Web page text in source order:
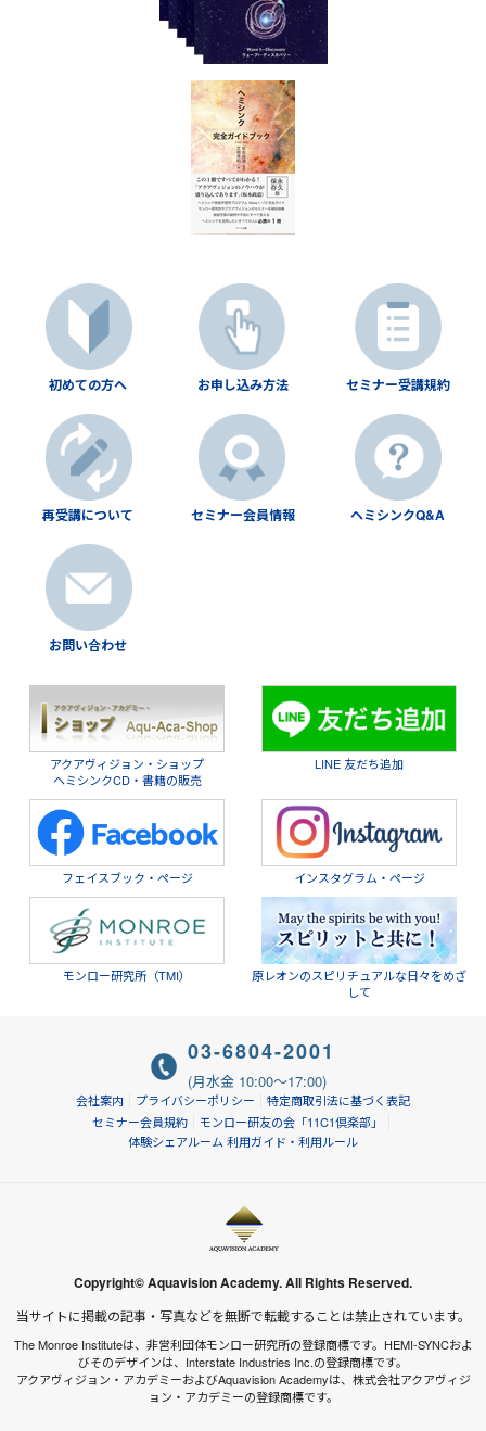
初めての方へ お申し込み方法 セミナー受講規約
再受講について セミナー会員情報 ヘミシンクQ&A
お問い合わせ
アクアヴィジョン・ショップ
ヘミシンクCD・書籍の販売
LINE 友だち追加
フェイスブック・ページ インスタグラム・ページ
モンロー研究所（TMI）
原レオンのスピリチュアルな日々をめざ
して
会社案内 プライバシーポリシー
特定商取引法に基づく表記
セミナー会員規約
モンロー研友の会「11C1倶楽部」
体験シェアルーム 利用ガイド・利用ルール
03-6804-2001
(月水金 10:00～17:00)
Copyright© Aquavision Academy. All Rights Reserved.
当サイトに掲載の記事・写真などを無断で転載することは禁止されています。
The Monroe Instituteは、非営利団体モンロー研究所の登録商標です。HEMI-SYNCおよ
びそのデザインは、Interstate Industries Inc.の登録商標です。
アクアヴィジョン・アカデミーおよびAquavision Academyは、株式会社アクアヴィジ
ョン・アカデミーの登録商標です。